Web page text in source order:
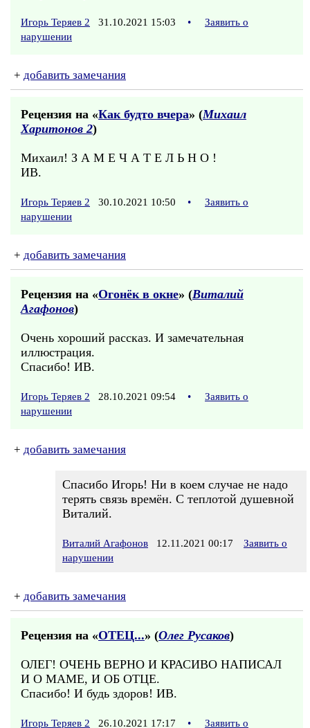
Игорь Теряев 2 31.10.2021 15:03 •
Заявить о
нарушении
+ добавить замечания
Рецензия на «Как будто вчера» (Михаил
Харитонов 2)
Михаил! З А М Е Ч А Т Е Л Ь Н О !
ИВ.
Игорь Теряев 2 30.10.2021 10:50 •
Заявить о
нарушении
+ добавить замечания
Рецензия на «Огонёк в окне» (Виталий
Агафонов)
Очень хороший рассказ. И замечательная
иллюстрация.
Спасибо! ИВ.
Игорь Теряев 2 28.10.2021 09:54 •
Заявить о
нарушении
+ добавить замечания
Спасибо Игорь! Ни в коем случае не надо
терять связь времён. С теплотой душевной
Виталий.
Виталий Агафонов 12.11.2021 00:17
Заявить о
нарушении
+ добавить замечания
Рецензия на «ОТЕЦ...» (Олег Русаков)
ОЛЕГ! ОЧЕНЬ ВЕРНО И КРАСИВО НАПИСАЛ
И О МАМЕ, И ОБ ОТЦЕ.
Спасибо! И будь здоров! ИВ.
Игорь Теряев 2 26.10.2021 17:17 •
Заявить о